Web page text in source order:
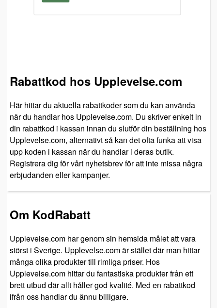
Rabattkod hos Upplevelse.com
Här hittar du aktuella rabattkoder som du kan använda
när du handlar hos Upplevelse.com. Du skriver enkelt in
din rabattkod i kassan innan du slutför din beställning hos
Upplevelse.com, alternativt så kan det ofta funka att visa
upp koden i kassan när du handlar i deras butik.
Registrera dig för vårt nyhetsbrev för att inte missa några
erbjudanden eller kampanjer.
Om KodRabatt
Upplevelse.com har genom sin hemsida målet att vara
störst i Sverige. Upplevelse.com är stället där man hittar
många olika produkter till rimliga priser. Hos
Upplevelse.com hittar du fantastiska produkter från ett
brett utbud där allt håller god kvalité. Med en rabattkod
ifrån oss handlar du ännu billigare.